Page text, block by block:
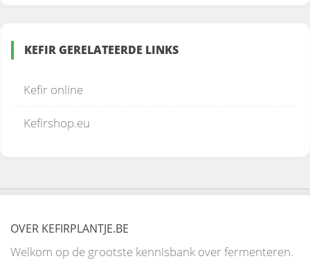
KEFIR GERELATEERDE LINKS
Kefir online
Kefirshop.eu
OVER KEFIRPLANTJE.BE
Welkom op de grootste kennisbank over fermenteren.